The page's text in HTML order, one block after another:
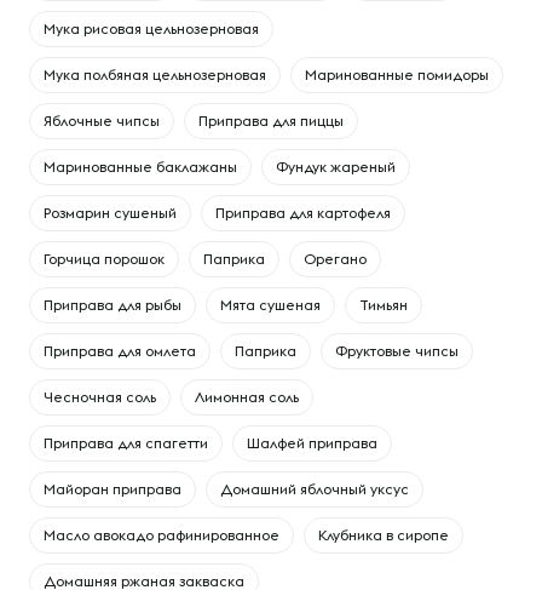
Мука рисовая цельнозерновая
Мука полбяная цельнозерновая Маринованные помидоры
Яблочные чипсы Приправа для пиццы
Маринованные баклажаны Фундук жареный
Розмарин сушеный Приправа для картофеля
Горчица порошок Паприка Орегано
Приправа для рыбы Мята сушеная Тимьян
Приправа для омлета Паприка Фруктовые чипсы
Чесночная соль Лимонная соль
Приправа для спагетти Шалфей приправа
Майоран приправа Домашний яблочный уксус
Масло авокадо рафинированное Клубника в сиропе
Домашняя ржаная закваска